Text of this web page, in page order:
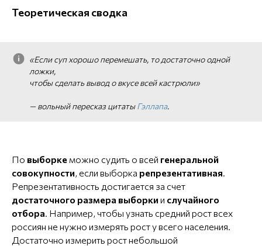
Теоретическая сводка
«Если суп хорошо перемешать, то достаточно одной
ложки,
чтобы сделать вывод о вкусе всей кастрюли»
— вольный пересказ цитатыГэллапа.
По выборке можно судить о всей генеральной
совокупности, если выборка репрезентативная.
Репрезентативность достигается за счет
достаточного размера выборки и случайного
отбора. Например, чтобы узнать средний рост всех
россиян не нужно измерять рост у всего населения.
Достаточно измерить рост небольшой